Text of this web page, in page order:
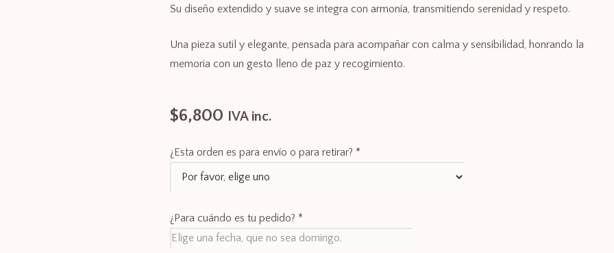
Su diseño extendido y suave se integra con armonía, transmitiendo serenidad y respeto.
Una pieza sutil y elegante, pensada para acompañar con calma y sensibilidad, honrando la
memoria con un gesto lleno de paz y recogimiento.
$6,800 IVA inc.
¿Esta orden es para envío o para retirar? *
¿Para cuándo es tu pedido? *